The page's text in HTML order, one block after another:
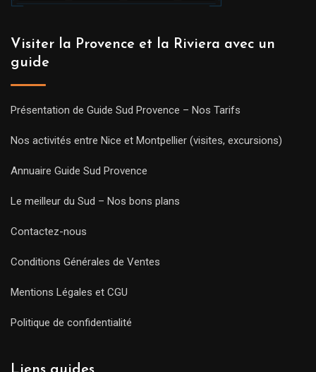
Visiter la Provence et la Riviera avec un
guide
Présentation de Guide Sud Provence – Nos Tarifs
Nos activités entre Nice et Montpellier (visites, excursions)
Annuaire Guide Sud Provence
Le meilleur du Sud – Nos bons plans
Contactez-nous
Conditions Générales de Ventes
Mentions Légales et CGU
Politique de confidentialité